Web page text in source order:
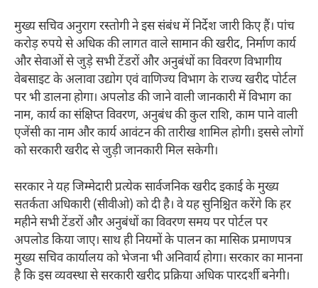
मुख्य सचिव अनुराग रस्तोगी ने इस संबंध में निर्देश जारी किए हैं। पांच
करोड़ रुपये से अधिक की लागत वाले सामान की खरीद, निर्माण कार्य
और सेवाओं से जुड़े सभी टेंडरों और अनुबंधों का विवरण विभागीय
वेबसाइट के अलावा उद्योग एवं वाणिज्य विभाग के राज्य खरीद पोर्टल
पर भी डालना होगा। अपलोड की जाने वाली जानकारी में विभाग का
नाम, कार्य का संक्षिप्त विवरण, अनुबंध की कुल राशि, काम पाने वाली
एजेंसी का नाम और कार्य आवंटन की तारीख शामिल होगी। इससे लोगों
को सरकारी खरीद से जुड़ी जानकारी मिल सकेगी।
सरकार ने यह जिम्मेदारी प्रत्येक सार्वजनिक खरीद इकाई के मुख्य
सतर्कता अधिकारी (सीवीओ) को दी है। वे यह सुनिश्चित करेंगे कि हर
महीने सभी टेंडरों और अनुबंधों का विवरण समय पर पोर्टल पर
अपलोड किया जाए। साथ ही नियमों के पालन का मासिक प्रमाणपत्र
मुख्य सचिव कार्यालय को भेजना भी अनिवार्य होगा। सरकार का मानना
है कि इस व्यवस्था से सरकारी खरीद प्रक्रिया अधिक पारदर्शी बनेगी।